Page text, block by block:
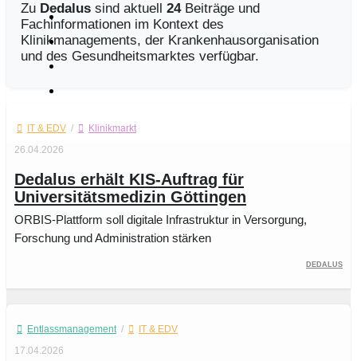
Zu Dedalus sind aktuell 24Beiträge und
Fachinformationen im Kontext des
Klinikmanagements, der Krankenhausorganisation
und des Gesundheitsmarktes verfügbar.
IT & EDV /
Klinikmarkt
26.04.2026
Dedalus erhält KIS-Auftrag für
Universitätsmedizin Göttingen
ORBIS-Plattform soll digitale Infrastruktur in Versorgung,
Forschung und Administration stärken
Dedalus
Entlassmanagement /
IT & EDV
17.04.2026